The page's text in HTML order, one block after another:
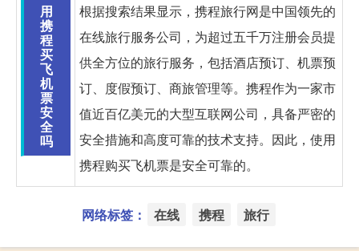
用
携
程
买
飞
机
票
安
全
吗
根据搜索结果显示，携程旅行网是中国领先的
在线旅行服务公司，为超过五千万注册会员提
供全方位的旅行服务，包括酒店预订、机票预
订、度假预订、商旅管理等。携程作为一家市
值近百亿美元的大型互联网公司，具备严密的
安全措施和高度可靠的技术支持。因此，使用
携程购买飞机票是安全可靠的。
网络标签： 在线 携程 旅行